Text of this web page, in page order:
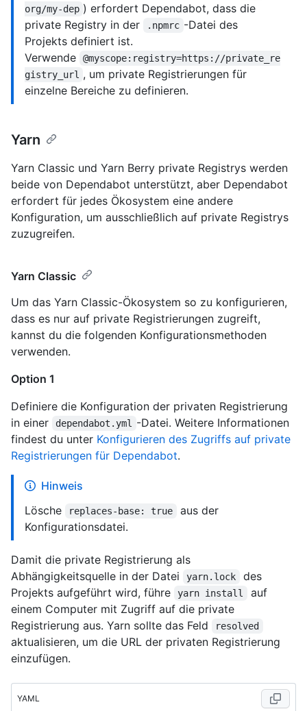
org/my-dep ) erfordert Dependabot, dass die
private Registry in der
.npmrc -Datei des
Projekts definiert ist.
Verwende
@myscope:registry=https://private_re
gistry_url , um private Registrierungen für
einzelne Bereiche zu definieren.
Yarn
Yarn Classic und Yarn Berry private Registrys werden
beide von Dependabot unterstützt, aber Dependabot
erfordert für jedes Ökosystem eine andere
Konfiguration, um ausschließlich auf private Registrys
zuzugreifen.
Yarn Classic
Um das Yarn Classic-Ökosystem so zu konfigurieren,
dass es nur auf private Registrierungen zugreift,
kannst du die folgenden Konfigurationsmethoden
verwenden.
Option 1
Definiere die Konfiguration der privaten Registrierung
in einer
dependabot.yml
-Datei. Weitere Informationen
findest du unter Konfigurieren des Zugriffs auf private
Registrierungen für Dependabot.
Hinweis
Lösche
replaces-base: true
aus der
Konfigurationsdatei.
Damit die private Registrierung als
Abhängigkeitsquelle in der Datei
yarn.lock
des
Projekts aufgeführt wird, führe
yarn install
auf
einem Computer mit Zugriff auf die private
Registrierung aus. Yarn sollte das Feld
resolved
aktualisieren, um die URL der privaten Registrierung
einzufügen.
YAML